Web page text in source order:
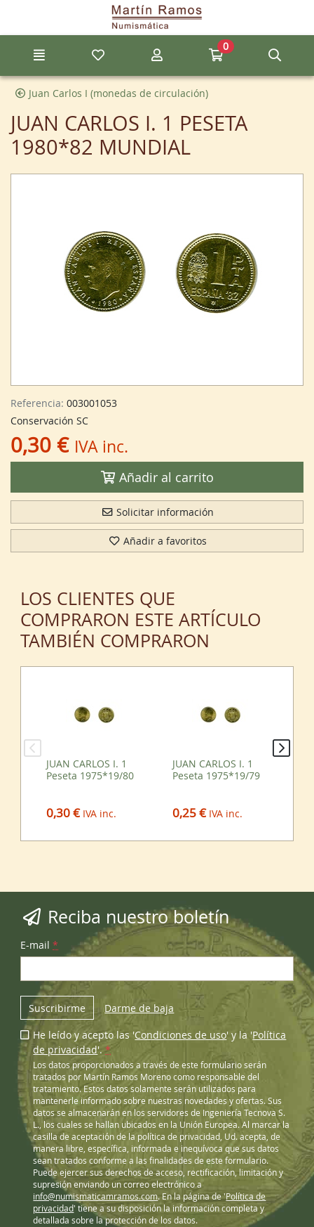
Ir al contenido principal de la página
Mis artículos favoritos
Mi cuentaIr a mi compra
0
Juan Carlos I (monedas de circulación)
JUAN CARLOS I. 1 PESETA
1980*82 MUNDIAL
Referencia: 003001053
Conservación SC
0,30 € IVA inc.
Añadir al carrito
Solicitar información
Añadir a favoritos
LOS CLIENTES QUE
COMPRARON ESTE ARTÍCULO
TAMBIÉN COMPRARON
JUAN CARLOS I. 1
Peseta 1975*19/80
0,30 € IVA inc.
JUAN CARLOS I. 1
Peseta 1975*19/79
0,25 € IVA inc.
Reciba nuestro boletín
E-mail *
Suscribirme Darme de baja
He leído y acepto las 'Condiciones de uso' y la 'Política
de privacidad'.*
Los datos proporcionados a través de este formulario serán
tratados por Martín Ramos Moreno como responsable del
tratamiento. Estos datos solamente serán utilizados para
mantenerle informado sobre nuestras novedades y ofertas. Sus
datos se almacenarán en los servidores de Ingeniería Tecnova S.
L., los cuales se hallan ubicados en la Unión Europea. Al marcar la
casilla de aceptación de la política de privacidad, Ud. acepta, de
manera libre, específica, informada e inequívoca que sus datos
sean tratados conforme a las finalidades de este formulario.
Puede ejercer sus derechos de acceso, rectificación, limitación y
supresión enviando un correo electrónico a
info@numismaticamramos.com. En la página de 'Política de
privacidad' tiene a su disposición la información completa y
detallada sobre la protección de los datos.